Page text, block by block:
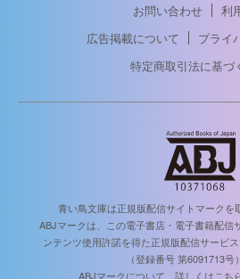
お問い合わせ
利
広告掲載について
プライ
特定商取引法に基づ
青い鳥文庫は正規版配信サイトマークを
ABJマークは、この電子書店・電子書籍配信
ンテンツ使用許諾を得た正規版配信サービ
（登録番号 第6091713号
ABJマークについて、詳しくはこち